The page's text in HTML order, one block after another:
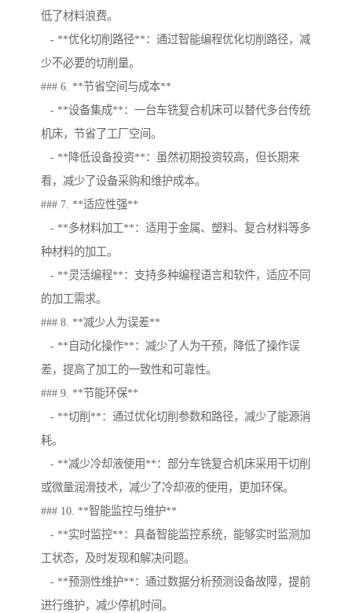
低了材料浪费。
- **优化切削路径**：通过智能编程优化切削路径，减
少不必要的切削量。
### 6. **节省空间与成本**
- **设备集成**：一台车铣复合机床可以替代多台传统
机床，节省了工厂空间。
- **降低设备投资**：虽然初期投资较高，但长期来
看，减少了设备采购和维护成本。
### 7. **适应性强**
- **多材料加工**：适用于金属、塑料、复合材料等多
种材料的加工。
- **灵活编程**：支持多种编程语言和软件，适应不同
的加工需求。
### 8. **减少人为误差**
- **自动化操作**：减少了人为干预，降低了操作误
差，提高了加工的一致性和可靠性。
### 9. **节能环保**
- **切削**：通过优化切削参数和路径，减少了能源消
耗。
- **减少冷却液使用**：部分车铣复合机床采用干切削
或微量润滑技术，减少了冷却液的使用，更加环保。
### 10. **智能监控与维护**
- **实时监控**：具备智能监控系统，能够实时监测加
工状态，及时发现和解决问题。
- **预测性维护**：通过数据分析预测设备故障，提前
进行维护，减少停机时间。